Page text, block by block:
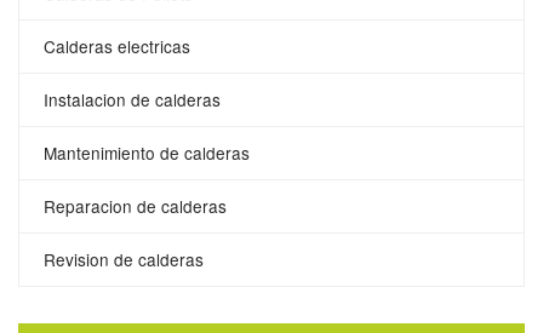
Calderas electricas
Instalacion de calderas
Mantenimiento de calderas
Reparacion de calderas
Revision de calderas